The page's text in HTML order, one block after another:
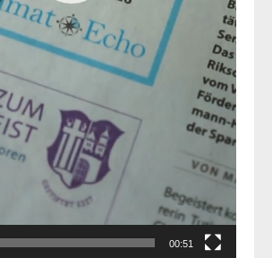
00:51